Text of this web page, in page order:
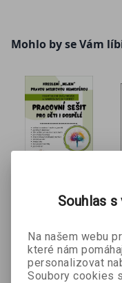
Mohlo by se Vám
„nejen“
mozkovou
hemisférou
– 2. vydání
Laštovičková
Grygarová
126 Kč 140 Kč
Souhlas
Na našem webu
které nám
personalizovat
Soubory cookies